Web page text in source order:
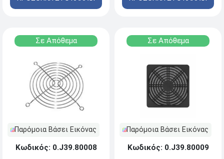
Σε Απόθεμα
Παρόμοια Βάσει Εικόνας
Κωδικός: 0.J39.80008
Σε Απόθεμα
Παρόμοια Βάσει Εικόνας
Κωδικός: 0.J39.80009